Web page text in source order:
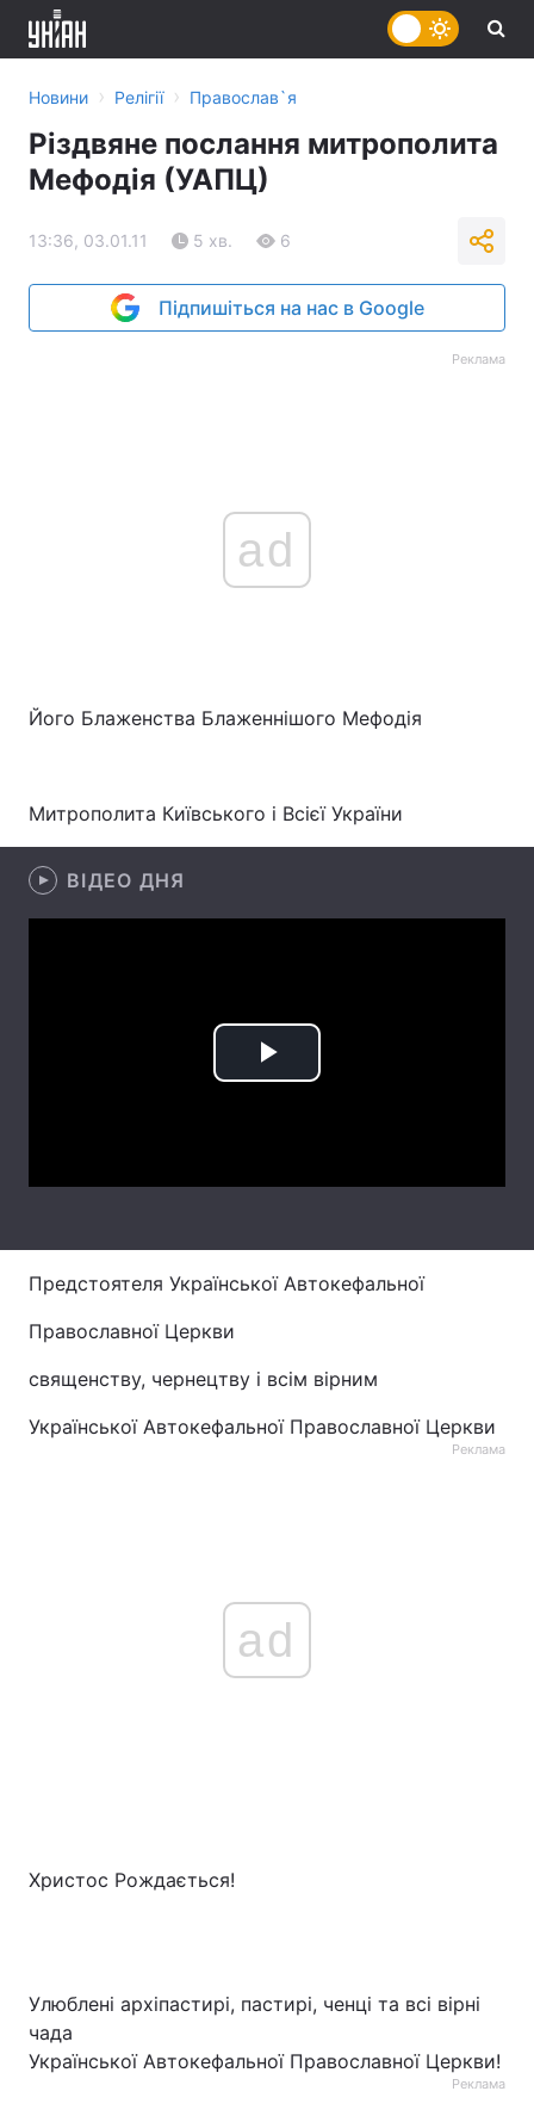
Економіка Світ
Спорт
Техно і зв'язок Лайт
Зброя Інциденти
Контакти
Новини › Релігії › Православ`я
Різдвяне послання митрополита
Мефодія (УАПЦ)
13:36, 03.01.11 5 хв. 6
Підпишіться на нас в Google
Реклама
ad
Його Блаженства Блаженнішого Мефодія
Митрополита Київського і Всієї України
ВІДЕО ДНЯ
Play
Предстоятеля Української Автокефальної
Православної Церкви
священству, чернецтву і всім вірним
Української Автокефальної Православної Церкви
Реклама
ad
Христос Рождається!
Улюблені архіпастирі, пастирі, ченці та всі вірні
чада
Української Автокефальної Православної Церкви!
Реклама